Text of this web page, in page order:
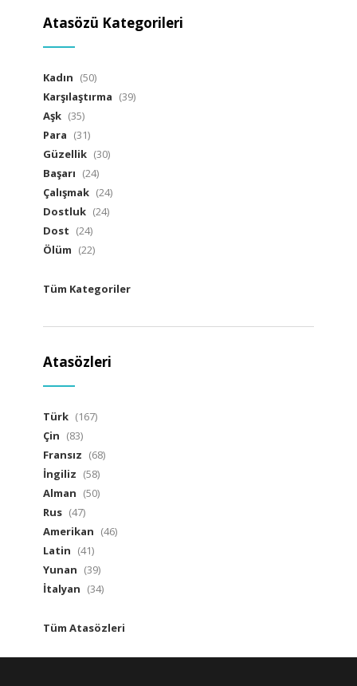
Atasözü Kategorileri
Kadın (50)
Karşılaştırma (39)
Aşk (35)
Para (31)
Güzellik (30)
Başarı (24)
Çalışmak (24)
Dostluk (24)
Dost (24)
Ölüm (22)
Tüm Kategoriler
Atasözleri
Türk (167)
Çin (83)
Fransız (68)
İngiliz (58)
Alman (50)
Rus (47)
Amerikan (46)
Latin (41)
Yunan (39)
İtalyan (34)
Tüm Atasözleri